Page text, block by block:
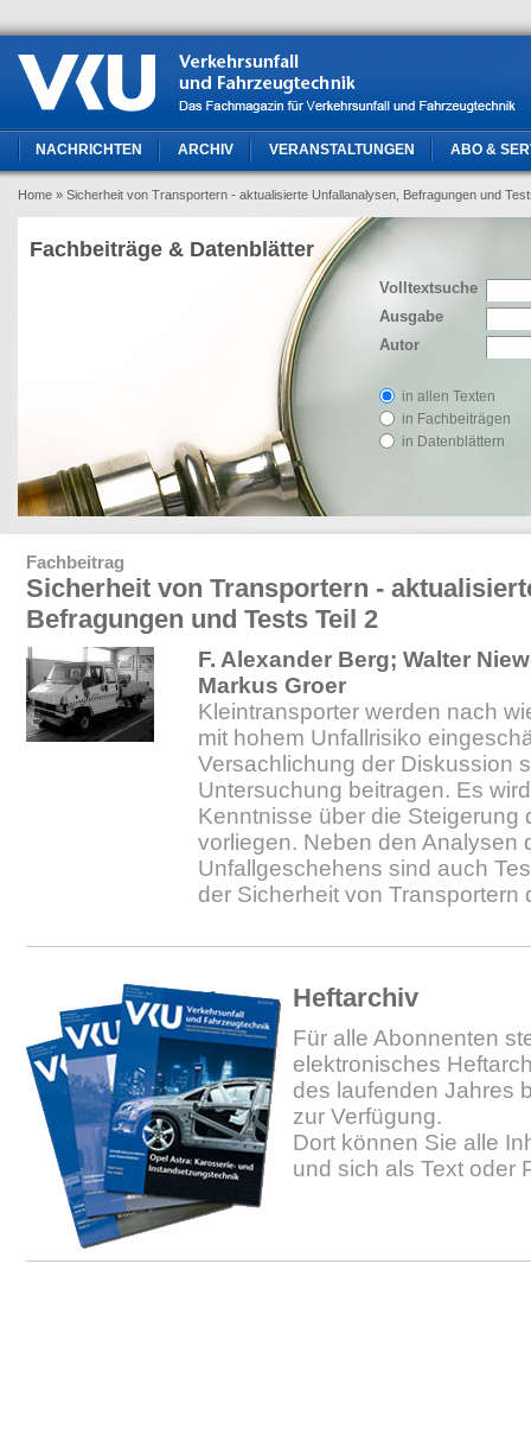
NACHRICHTEN ARCHIV VERANSTALTUNGEN ABO &
Home » Sicherheit von Transportern - aktualisierte Unfallanalysen, Befragungen und
Volltextsuche
Ausgabe
Autor
in allen Texten
in Fachbeiträgen
in Datenblättern
Fachbeiträge & Datenblätter
Fachbeitrag
Sicherheit von Transportern -
Befragungen und Tests Teil 2
F. Alexander Berg; Walter
Markus Groer
Kleintransporter werden nach
mit hohem Unfallrisiko
Versachlichung der Diskussion
Untersuchung beitragen. Es
Kenntnisse über die Steigerung
vorliegen. Neben den Analysen
Unfallgeschehens sind auch
der Sicherheit von Transportern
Heftarchiv
Für alle Abonnenten
elektronisches
des laufenden Jahres
zur Verfügung.
Dort können Sie alle
und sich als Text oder